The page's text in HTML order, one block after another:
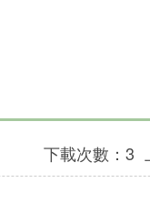
下載次數：3